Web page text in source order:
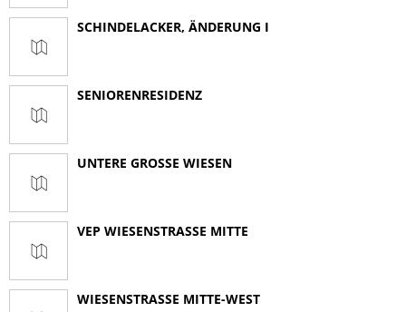
SCHINDELACKER, ÄNDERUNG I
SENIORENRESIDENZ
UNTERE GROSSE WIESEN
VEP WIESENSTRASSE MITTE
WIESENSTRASSE MITTE-WEST